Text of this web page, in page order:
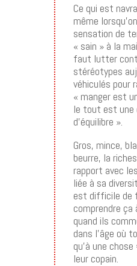
Ce qui est
même
sensation de
« sain » à la
faut lutter
stéréotypes
véhiculés pour
« manger est
le tout est une
d’équilibre ».
Gros, mince,
beurre, la
rapport avec
liée à sa
est difficile de
comprendre
quand ils
dans l’âge où
qu’à une
leur copain.